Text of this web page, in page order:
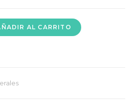
AL CARRITO